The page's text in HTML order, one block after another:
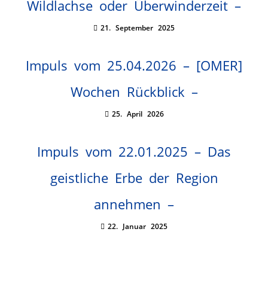
Wildlachse oder Überwinderzeit –
21. September 2025
Impuls vom 25.04.2026 – [OMER]
Wochen Rückblick –
25. April 2026
Impuls vom 22.01.2025 – Das
geistliche Erbe der Region
annehmen –
22. Januar 2025